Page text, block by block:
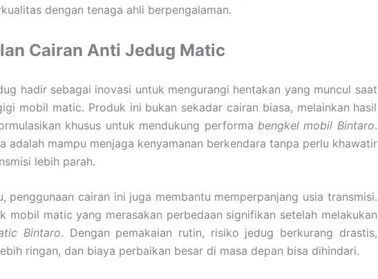
dengan tenaga ahli berpengalaman.
Cairan Anti Jedug Matic
hadir sebagai inovasi untuk mengurangi hentakan yang muncul saat
mobil matic. Produk ini bukan sekadar cairan biasa, melainkan hasil
khusus untuk mendukung performa bengkel mobil Bintaro.
adalah mampu menjaga kenyamanan berkendara tanpa perlu khawatir
lebih parah.
penggunaan cairan ini juga membantu memperpanjang usia transmisi.
mobil matic yang merasakan perbedaan signifikan setelah melakukan
Bintaro. Dengan pemakaian rutin, risiko jedug berkurang drastis,
ringan, dan biaya perbaikan besar di masa depan bisa dihindari.